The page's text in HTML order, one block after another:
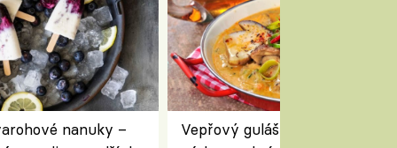
nanuky –
Vepřový guláš s houbami a